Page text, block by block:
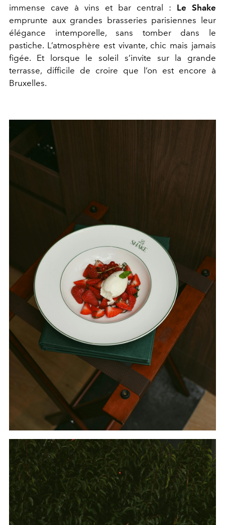
immense cave à vins et bar central : Le Shake
emprunte aux grandes brasseries parisiennes leur
élégance intemporelle, sans tomber dans le
pastiche. L’atmosphère est vivante, chic mais jamais
figée. Et lorsque le soleil s’invite sur la grande
terrasse, difficile de croire que l’on est encore à
Bruxelles.